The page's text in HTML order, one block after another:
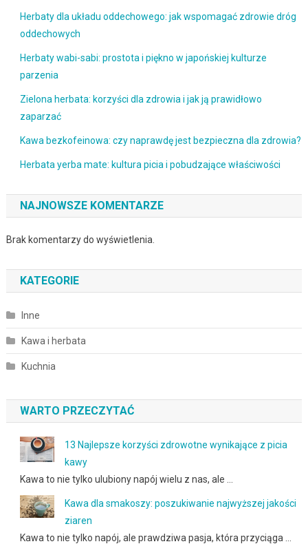
Herbaty dla układu oddechowego: jak wspomagać zdrowie dróg
oddechowych
Herbaty wabi-sabi: prostota i piękno w japońskiej kulturze
parzenia
Zielona herbata: korzyści dla zdrowia i jak ją prawidłowo
zaparzać
Kawa bezkofeinowa: czy naprawdę jest bezpieczna dla zdrowia?
Herbata yerba mate: kultura picia i pobudzające właściwości
NAJNOWSZE KOMENTARZE
Brak komentarzy do wyświetlenia.
KATEGORIE
Inne
Kawa i herbata
Kuchnia
WARTO PRZECZYTAĆ
13 Najlepsze korzyści zdrowotne wynikające z picia
kawy
Kawa to nie tylko ulubiony napój wielu z nas, ale …
Kawa dla smakoszy: poszukiwanie najwyższej jakości
ziaren
Kawa to nie tylko napój, ale prawdziwa pasja, która przyciąga …